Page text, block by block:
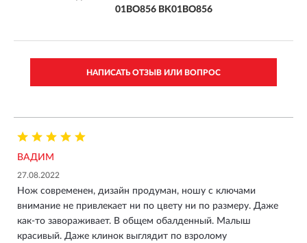
01BO856 BK01BO856
НАПИСАТЬ ОТЗЫВ ИЛИ ВОПРОС
ВАДИМ
27.08.2022
Нож современен, дизайн продуман, ношу с ключами
внимание не привлекает ни по цвету ни по размеру. Даже
как-то завораживает. В общем обалденный. Малыш
красивый. Даже клинок выглядит по взролому